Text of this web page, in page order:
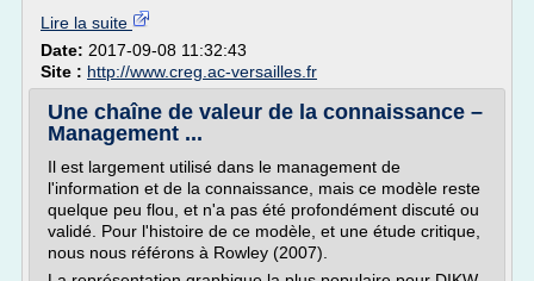
Lire la suite
Date: 2017-09-08 11:32:43
Site : http://www.creg.ac-versailles.fr
Une chaîne de valeur de la connaissance –
Management ...
Il est largement utilisé dans le management de
l'information et de la connaissance, mais ce modèle reste
quelque peu flou, et n'a pas été profondément discuté ou
validé. Pour l'histoire de ce modèle, et une étude critique,
nous nous référons à Rowley (2007).